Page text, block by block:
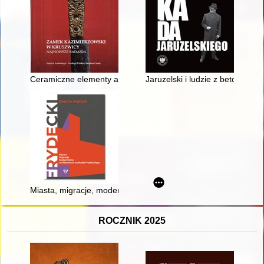
Ceramiczne elementy architektoniczne zamku i próba ich
Jaruzelski i ludzie z betonu :
Miasta, migracje, modernizmy : architektura Andrzeja
ROCZNIK 2025